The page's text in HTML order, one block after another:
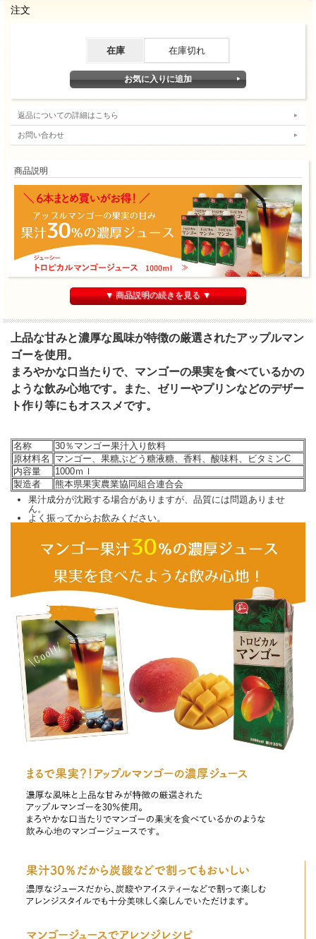
注文
在庫 在庫切れ
返品についての詳細はこちら
お問い合わせ
商品説明
1ケース（6本）のご購入がお買い得！
「ジューシー トロピカルマンゴージュース １Ｌ×６
本」はコチラからクリックしてお買い求めください。
▼ 商品説明の続きを見る ▼
上品な甘みと濃厚な風味が特徴の厳選されたアップルマン
ゴーを使用。
まろやかな口当たりで、マンゴーの果実を食べているかの
ような飲み心地です。また、ゼリーやプリンなどのデザー
ト作り等にもオススメです。
名称
30％マンゴー果汁入り飲料
原材料名
マンゴー、果糖ぶどう糖液糖、香料、酸味料、ビタミンC
内容量
1000ｍｌ
製造者
熊本県果実農業協同組合連合会
果汁成分が沈殿する場合がありますが、品質には問題ありませ
ん。
よく振ってからお飲みください。